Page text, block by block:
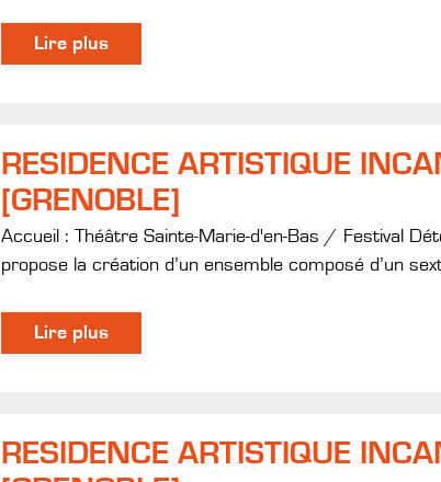
Lire plus
RESIDENCE ARTISTIQUE
[GRENOBLE]
Accueil : Théâtre Sainte-Marie-d'en-Bas / Festival
propose la création d’un ensemble composé d’un
Lire plus
RESIDENCE ARTISTIQUE